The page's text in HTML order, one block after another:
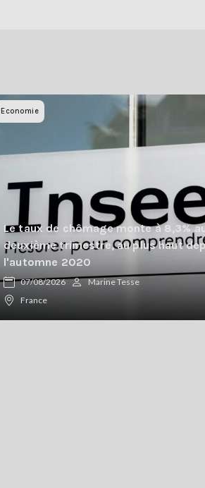
Economie
Le taux de chômage monte à 8,3%
deuxième trimestre, au plus haut
l'automne 2020
07/08/2026
Marine Tesse
France